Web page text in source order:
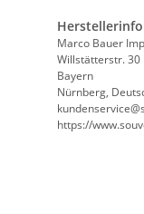
Marco Bauer
Willstätterstr. 30
Bayern
Nürnberg,
https://